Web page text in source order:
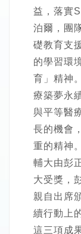
益，落實
泊爾，團
礎教育支
的學習環
育」精神
療築夢永
與平等醫
長的機會
重的精神。
輔大由彭
大受獎，
親自出席
續行動上
這三項成